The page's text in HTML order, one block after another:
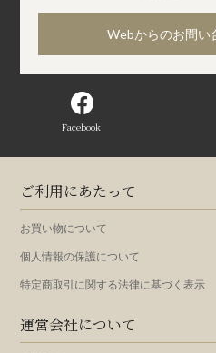
Webからのお問い
Facebook
ご利用にあたって
お買い物について
個人情報の保護について
特定商取引に関する法律に基づく表示
運営会社について